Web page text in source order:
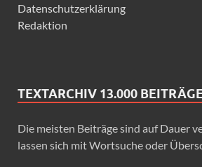
Datenschutzerklärung
Redaktion
TEXTARCHIV 13.000
Die meisten Beiträge sind auf Dauer
lassen sich mit Wortsuche oder